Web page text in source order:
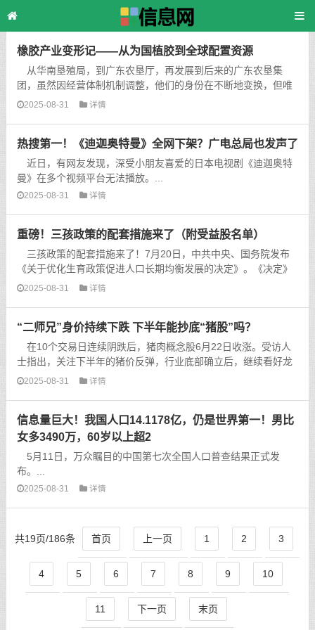
> 创业
橡胶产业变形记——从为国植胶到全球配置资源
从华南垦殖局，到广东农垦厅，再发展到后来的广东农垦集
团，虽然因经营体制机制调整，他们的身份在不断地变换，但唯
一不变的是，他们见证了中国橡胶产业由低调蛰伏到华丽蜕
2025-08-31 详情
热搜第一！《迪迦奥特曼》全网下架？广电总局也发声了
近日，有网友发现，深受小朋友喜爱的日本电视剧《迪迦奥特
曼》在多个视频平台无法播放。...
2025-08-31 详情
重磅！三孩政策的配套措施来了（附受益股名单）
三孩政策的配套措施来了！7月20日，中共中央、国务院发布
《关于优化生育政策促进人口长期均衡发展的决定》。《决定》
就优化生育政策，实施一对夫妻可以生育三个子女政策，并取消
2025-08-31 详情
“二师兄”身价持续下跌 下半年能抄底“猪股”吗？
在10个交易日连续阴跌后，猪肉概念股6月22日收涨。受访人
士指出，关注下半年的猪价反弹，行业底部确立后，继续看好龙
头猪企的业绩弹性。...
2025-08-31 详情
信息量巨大！我国人口14.1178亿，仍是世界第一！男比
女多3490万，60岁以上超2
5月11日，万众瞩目的中国第七次全国人口普查结果正式发
布。...
2025-08-31 详情
共19页/186条 首页 上一页 1 2 3
4 5 6 7 8 9 10
11 下一页 末页